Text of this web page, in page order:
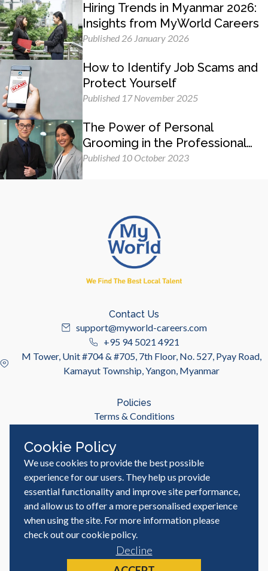
Hiring Trends in Myanmar 2026:
Insights from MyWorld Careers
Published 26 January 2026
How to Identify Job Scams and
Protect Yourself
Published 17 November 2025
The Power of Personal
Grooming in the Professional
Workplace
Published 10 October 2023
Contact Us
support@myworld-careers.com
+95 94 5021 4921
M Tower, Unit #704 & #705, 7th Floor, No. 527, Pyay Road,
Kamayut Township, Yangon, Myanmar
Policies
Terms & Conditions
Useful Links
Job Seeker
Employer
Blog & Resources
© MyWorld Careers Myanmar | All rights reserved
Cookie Policy
We use cookies to provide the best possible
experience for our users. They help us provide
essential functionality and improve site performance,
and allow us to offer a more personalised experience
when using the site. For more information please
check out ourcookie policy.
Decline